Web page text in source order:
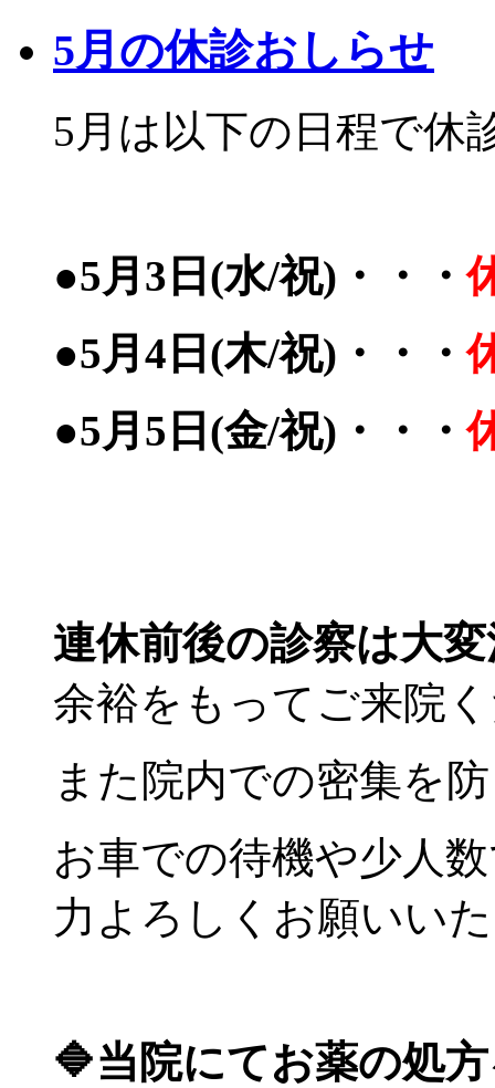
5月の休診おしらせ
5月は以下の日程で休
●5月3日(水/祝)・・・
●5月4日(木/祝)・・・
●5月5日(金/祝)・・・
連休前後の診察は大
余裕をもってご来院
また院内での密集を
お車での待機や少人
力よろしくお願いい
🔷当院にてお薬の処